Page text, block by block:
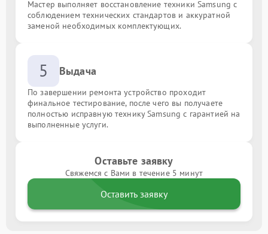
Мастер выполняет восстановление техники Samsung с
соблюдением технических стандартов и аккуратной
заменой необходимых комплектующих.
5 Выдача
По завершении ремонта устройство проходит
финальное тестирование, после чего вы получаете
полностью исправную технику Samsung с гарантией на
выполненные услуги.
Оставьте заявку
Свяжемся с Вами в течение 5 минут
Оставить заявку